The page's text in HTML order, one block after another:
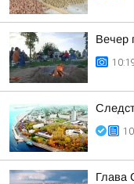
Вечер
Глава